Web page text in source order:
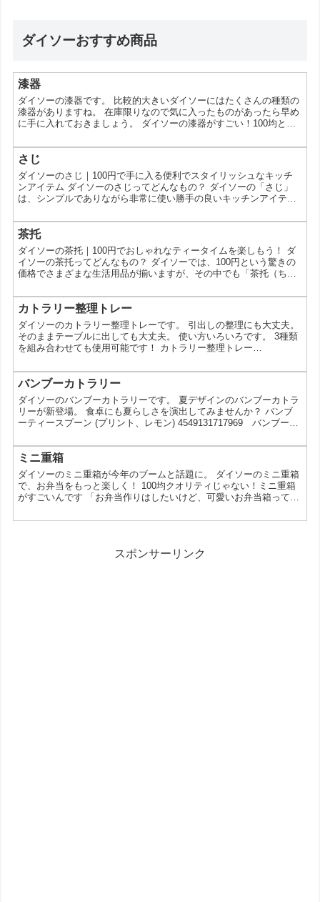
ダイソーおすすめ商品
漆器
ダイソーの漆器です。 比較的大きいダイソーにはたくさんの種類の
漆器がありますね。 在庫限りなので気に入ったものがあったら早め
に手に入れておきましょう。 ダイソーの漆器がすごい！100均とは
る漆器って本当？ 「漆器って高価なイメージがあるけど、ダイソー
で買えるの？」 「100均の漆器って、本当に使えるの？」 そんな風
に思ったことはありませんか？実は、ダイソーでは、本格的な漆器
ではなく、漆調の食器やカトラリーが数多く...
さじ
ダイソーのさじ｜100円で手に入る便利でスタイリッシュなキッチ
ンアイテム ダイソーのさじってどんなもの？ ダイソーの「さじ」
は、シンプルでありながら非常に使い勝手の良いキッチンアイテム
ているさじは、その価格とデザインのバランスが絶妙です。この記
事では、ダイソーのさじの特徴や利便性について詳しくご紹介し、
その魅力をお伝えします。 ダイソーのさじの魅力 高コストパフォ
ーマンスを実現する100円アイテム ダイソーで販売され...
茶托
ダイソーの茶托｜100円でおしゃれなティータイムを楽しもう！ ダ
イソーの茶托ってどんなもの？ ダイソーでは、100円という驚きの
価格でさまざまな生活用品が揃いますが、その中でも「茶托（ちゃ
下に置いて、飲み物をこぼした際の受け皿として使われるアイテム
です。今回は、ダイソーで購入できる茶托について、その魅力や使
い方、価格のメリットなどを詳しくご紹介します。 ダイソーの茶托
が人気の理由 1. 高コスパでおしゃれなデザイン ...
カトラリー整理トレー
ダイソーのカトラリー整理トレーです。 引出しの整理にも大丈夫。
そのままテーブルに出しても大丈夫。 使い方いろいろです。 3種類
を組み合わせても使用可能です！ カトラリー整理トレー
カトラリー整理トレー（2個、8.5×8.5×4.5ｃｍ） この投稿を
Instagramで見る 引出しの整理にも そのままテーブルに出しても 使
い方いろいろ 3種類を組み合わせても使用可能 . . . カトラリー整理
ト...
バンブーカトラリー
ダイソーのバンブーカトラリーです。 夏デザインのバンブーカトラ
リーが新登場。 食卓にも夏らしさを演出してみませんか？ バンブ
ーティースプーン (プリント、レモン) 4549131717969 バンブース
レモン) バンブーティースプーン (プリント、スイカ) バンブースプ
ーン (プリント、スイカ) バンブーサーバースプーン (プリント、ス
イカ) バンブー子ども箸 (プリント、レモン、2膳) バンブー箸 (プリ
ン...
ミニ重箱
ダイソーのミニ重箱が今年のブームと話題に。 ダイソーのミニ重箱
で、お弁当をもっと楽しく！ 100均クオリティじゃない！ミニ重箱
がすごいんです 「お弁当作りはしたいけど、可愛いお弁当箱って高
は、そんな悩みを解決してくれる、まさに神アイテムなんです！ 今
ってどんなの？ ミニ重箱とは、通常の重箱よりもコ...
スポンサーリンク